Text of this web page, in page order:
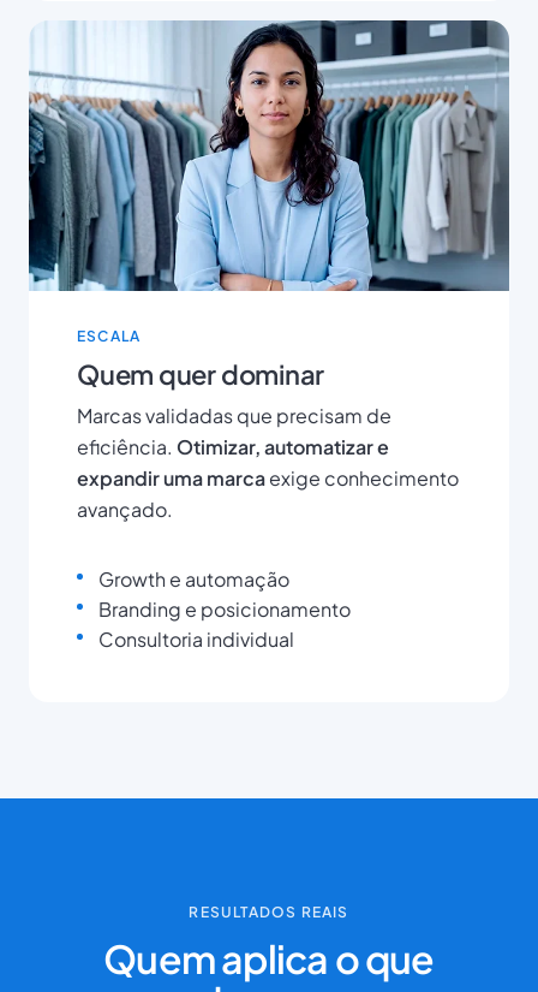
ESCALA
Quem quer dominar
Marcas validadas que precisam de
eficiência. Otimizar, automatizar e
expandir uma marcaexige conhecimento
avançado.
Growth e automação
Branding e posicionamento
Consultoria individual
RESULTADOS REAIS
Quem aplica o que